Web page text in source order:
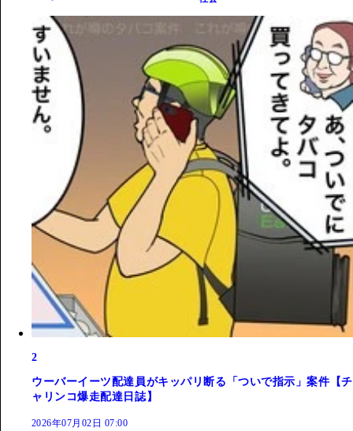
2
ウーバーイーツ配達員がキッパリ断る「ついで指示」案件【チ
ャリンコ爆走配達日誌】
2026年07月02日 07:00